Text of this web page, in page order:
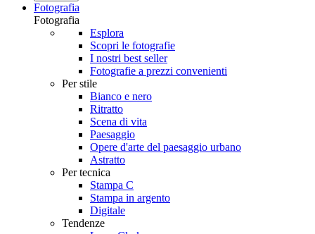
Fotografia
Fotografia
Esplora
Scopri le fotografie
I nostri best seller
Fotografie a prezzi convenienti
Per stile
Bianco e nero
Ritratto
Scena di vita
Paesaggio
Opere d'arte del paesaggio urbano
Astratto
Per tecnica
Stampa C
Stampa in argento
Digitale
Tendenze